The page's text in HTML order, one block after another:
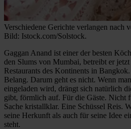
Verschiedene Gerichte verlangen nach
Bild: Istock.com/Solstock.
Gaggan Anand ist einer der besten
den Slums von Mumbai, betreibt er jetzt
Restaurants des Kontinents in
Belang. Darum geht es nicht. Wenn
eingeladen wird, drängt sich natürlich
gibt, förmlich auf. Für die Gäste. Nicht
Sache kristallklar. Eine Schüssel Reis.
seine Herkunft als auch für seine Idee
steht.